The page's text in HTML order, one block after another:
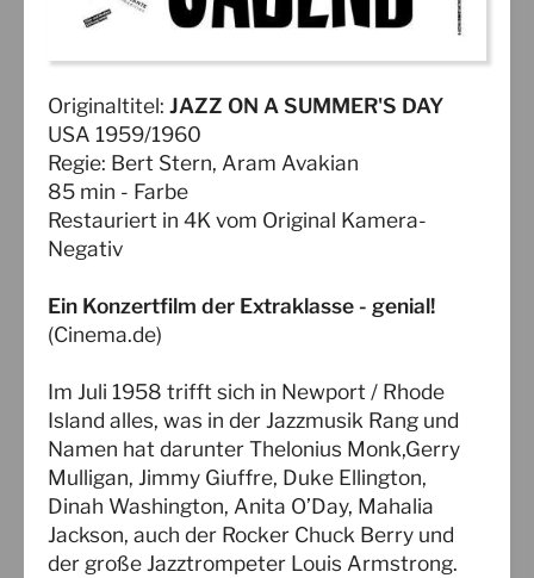
Originaltitel: JAZZ ON A SUMMER'S DAY
USA 1959/1960
Regie: Bert Stern, Aram Avakian
85 min - Farbe
Restauriert in 4K vom Original Kamera-
Negativ
Ein Konzertfilm der Extraklasse - genial!
(Cinema.de)
Im Juli 1958 trifft sich in Newport / Rhode
Island alles, was in der Jazzmusik Rang und
Namen hat darunter Thelonius Monk,Gerry
Mulligan, Jimmy Giuffre, Duke Ellington,
Dinah Washington, Anita O’Day, Mahalia
Jackson, auch der Rocker Chuck Berry und
der große Jazztrompeter Louis Armstrong.